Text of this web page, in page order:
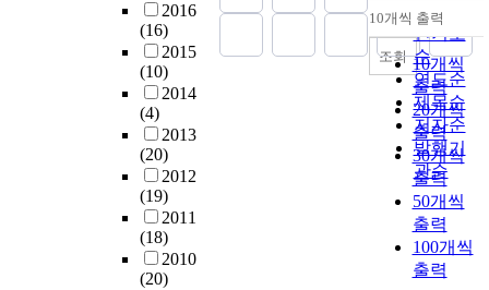
2016
(16)
2015
(10)
2014
(4)
2013
(20)
2012
(19)
2011
(18)
2010
(20)
순
인기도
순
연도순
제목순
저자순
발행기
관순
내림차순
10개씩 출력
10개씩
출력
20개씩
출력
30개씩
출력
50개씩
출력
100개씩
출력
조회